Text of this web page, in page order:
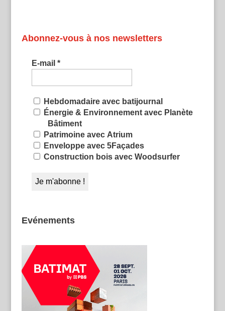
Abonnez-vous à nos newsletters
E-mail *
Hebdomadaire avec batijournal
Énergie & Environnement avec Planète
Bâtiment
Patrimoine avec Atrium
Enveloppe avec 5Façades
Construction bois avec Woodsurfer
Evénements